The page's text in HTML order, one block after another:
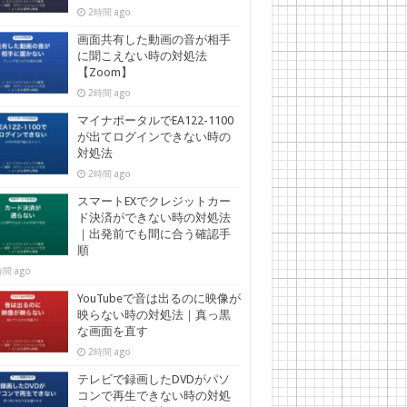
2時間 ago
画面共有した動画の音が相手
に聞こえない時の対処法
【Zoom】
2時間 ago
マイナポータルでEA122-1100
が出てログインできない時の
対処法
2時間 ago
スマートEXでクレジットカー
ド決済ができない時の対処法
｜出発前でも間に合う確認手
順
間 ago
YouTubeで音は出るのに映像が
映らない時の対処法｜真っ黒
な画面を直す
2時間 ago
テレビで録画したDVDがパソ
コンで再生できない時の対処